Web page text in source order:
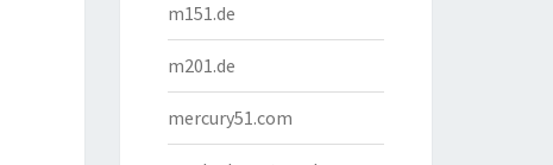
m151.de
m201.de
mercury51.com